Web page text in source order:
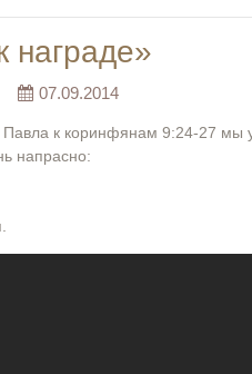
награде»
07.09.2014
к коринфянам 9:24-27 мы
напрасно: